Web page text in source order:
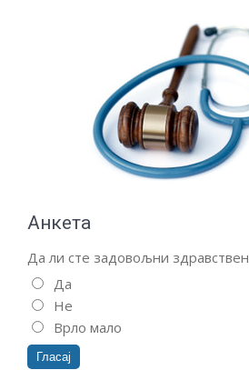
Анкета
Да ли сте задовољни
Да
Не
Врло мало